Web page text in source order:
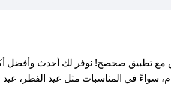
تطبيق صحصح! نوفر لك أحدث وأفضل
في المناسبات مثل عيد الفطر، عيد